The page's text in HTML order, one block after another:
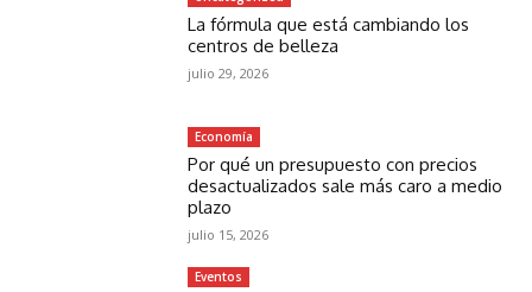
La fórmula que está cambiando los
centros de belleza
julio 29, 2026
Economía
Por qué un presupuesto con precios
desactualizados sale más caro a medio
plazo
julio 15, 2026
Eventos